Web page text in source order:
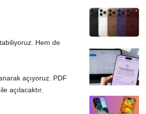
Hem de
açıyoruz. PDF
açılacaktır.